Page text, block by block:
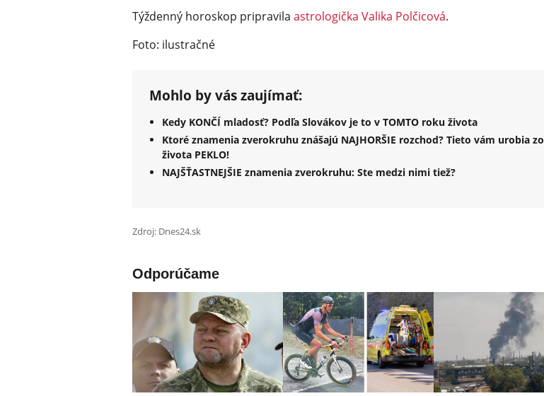
Týždenný horoskop pripravila astrologička Valika Polčicová.
Foto: ilustračné
Mohlo by vás zaujímať:
Kedy KONČÍ mladosť? Podľa Slovákov je to v TOMTO roku života
Ktoré znamenia zverokruhu znášajú NAJHORŠIE rozchod? Tieto vám urobia zo
života PEKLO!
NAJŠŤASTNEJŠIE znamenia zverokruhu: Ste medzi nimi tiež?
Zdroj: Dnes24.sk
Odporúčame